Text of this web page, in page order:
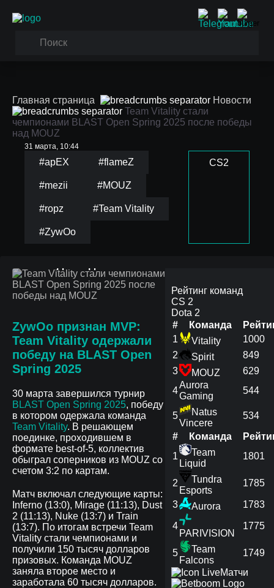
Главная страница
Новости
Team Vitality стали
чемпионами BLAST Open Spring 2025 после победы
над MOUZ
31 марта, 10:44
#apEX #flameZ
#mezii #MOUZ
#ropz #Team Vitality
#ZywOo
CS2
Team Vitality стали
чемпионами BLAST
ZywOo признан MVP:
Team Vitality одержали
победу на BLAST Open
Spring 2025
30 марта завершился турнир
BLAST Open Spring 2025, победу
в котором одержала команда
Team Vitality. В решающем
поединке, проходившем в
формате best-of-5, коллектив
обыграл соперников из MOUZ со
счетом 3:2 по картам.
Матч включал следующие карты:
Inferno (13:0), Mirage (11:13), Dust
2 (11:13), Nuke (13:7) и Train
(13:7). По итогам встречи Team
Vitality стали чемпионами и
получили 150 тысяч долларов
призовых. Команда MOUZ
заняла второе место и
заработала 60 тысяч долларов.
Рейтинг команд
CS 2
Dota 2
#
Команда
1
Vitality
1000
2
Spirit
849
3
MOUZ
629
4
Aurora
Gaming
544
5
Natus
Vincere
534
#
Команда
1
Team
Liquid
1801
2
Tundra
Esports
1785
3 Aurora 1783
4
PARIVISION
1775
5
Team
Falcons
1749
Матчи